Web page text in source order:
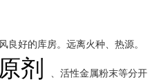
良好的库房。远离火种、热源。
剂 、活性金属粉末等分开